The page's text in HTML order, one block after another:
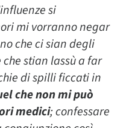
si
mi vorranno negar
che ci sian degli
stian lassù a far
di spilli ficcati in
che non mi può
medici; confessare